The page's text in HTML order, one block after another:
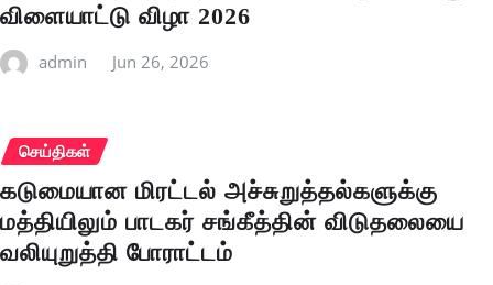
விளையாட்டு விழா 2026
admin Jun 26, 2026
செய்திகள்
கடுமையான மிரட்டல் அச்சுறுத்தல்களுக்கு
மத்தியிலும் பாடகர் சங்கீத்தின் விடுதலையை
வலியுறுத்தி போராட்டம்